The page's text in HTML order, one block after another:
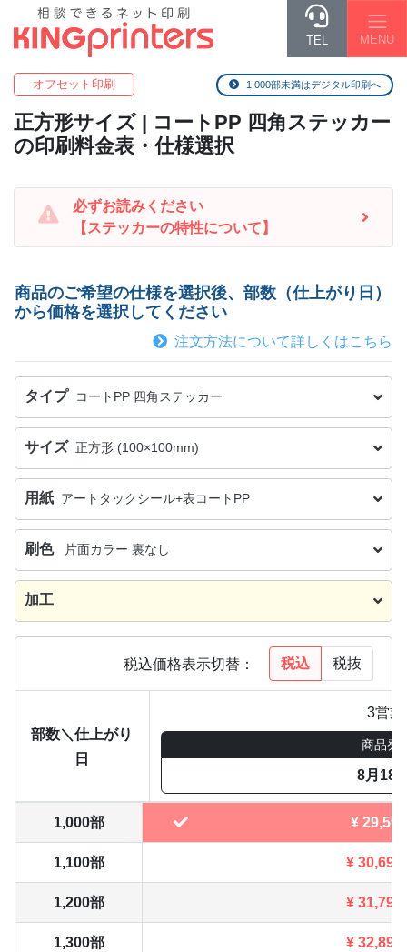
TEL MENU
オフセット印刷
正方形サイズ | コートPP 四角ステッカー
の印刷料金表・仕様選択
1,000部未満はデジタル印刷へ
必ずお読みください
【ステッカーの特性について】
商品のご希望の仕様を選択後、部数（仕上がり日）
から価格を選択してください
注文方法について詳しくはこちら
タイプ コートPP 四角ステッカー
サイズ 正方形 (100×100mm)
用紙 アートタックシール+表コートPP
刷色 片面カラー 裏なし
加工
税込価格表示切替： 税込 税抜
部数＼仕上がり
日
3営
商品発
8月18
1,000部 ¥ 29,590
1,100部 ¥ 30,690
1,200部 ¥ 31,790
1,300部 ¥ 32,890